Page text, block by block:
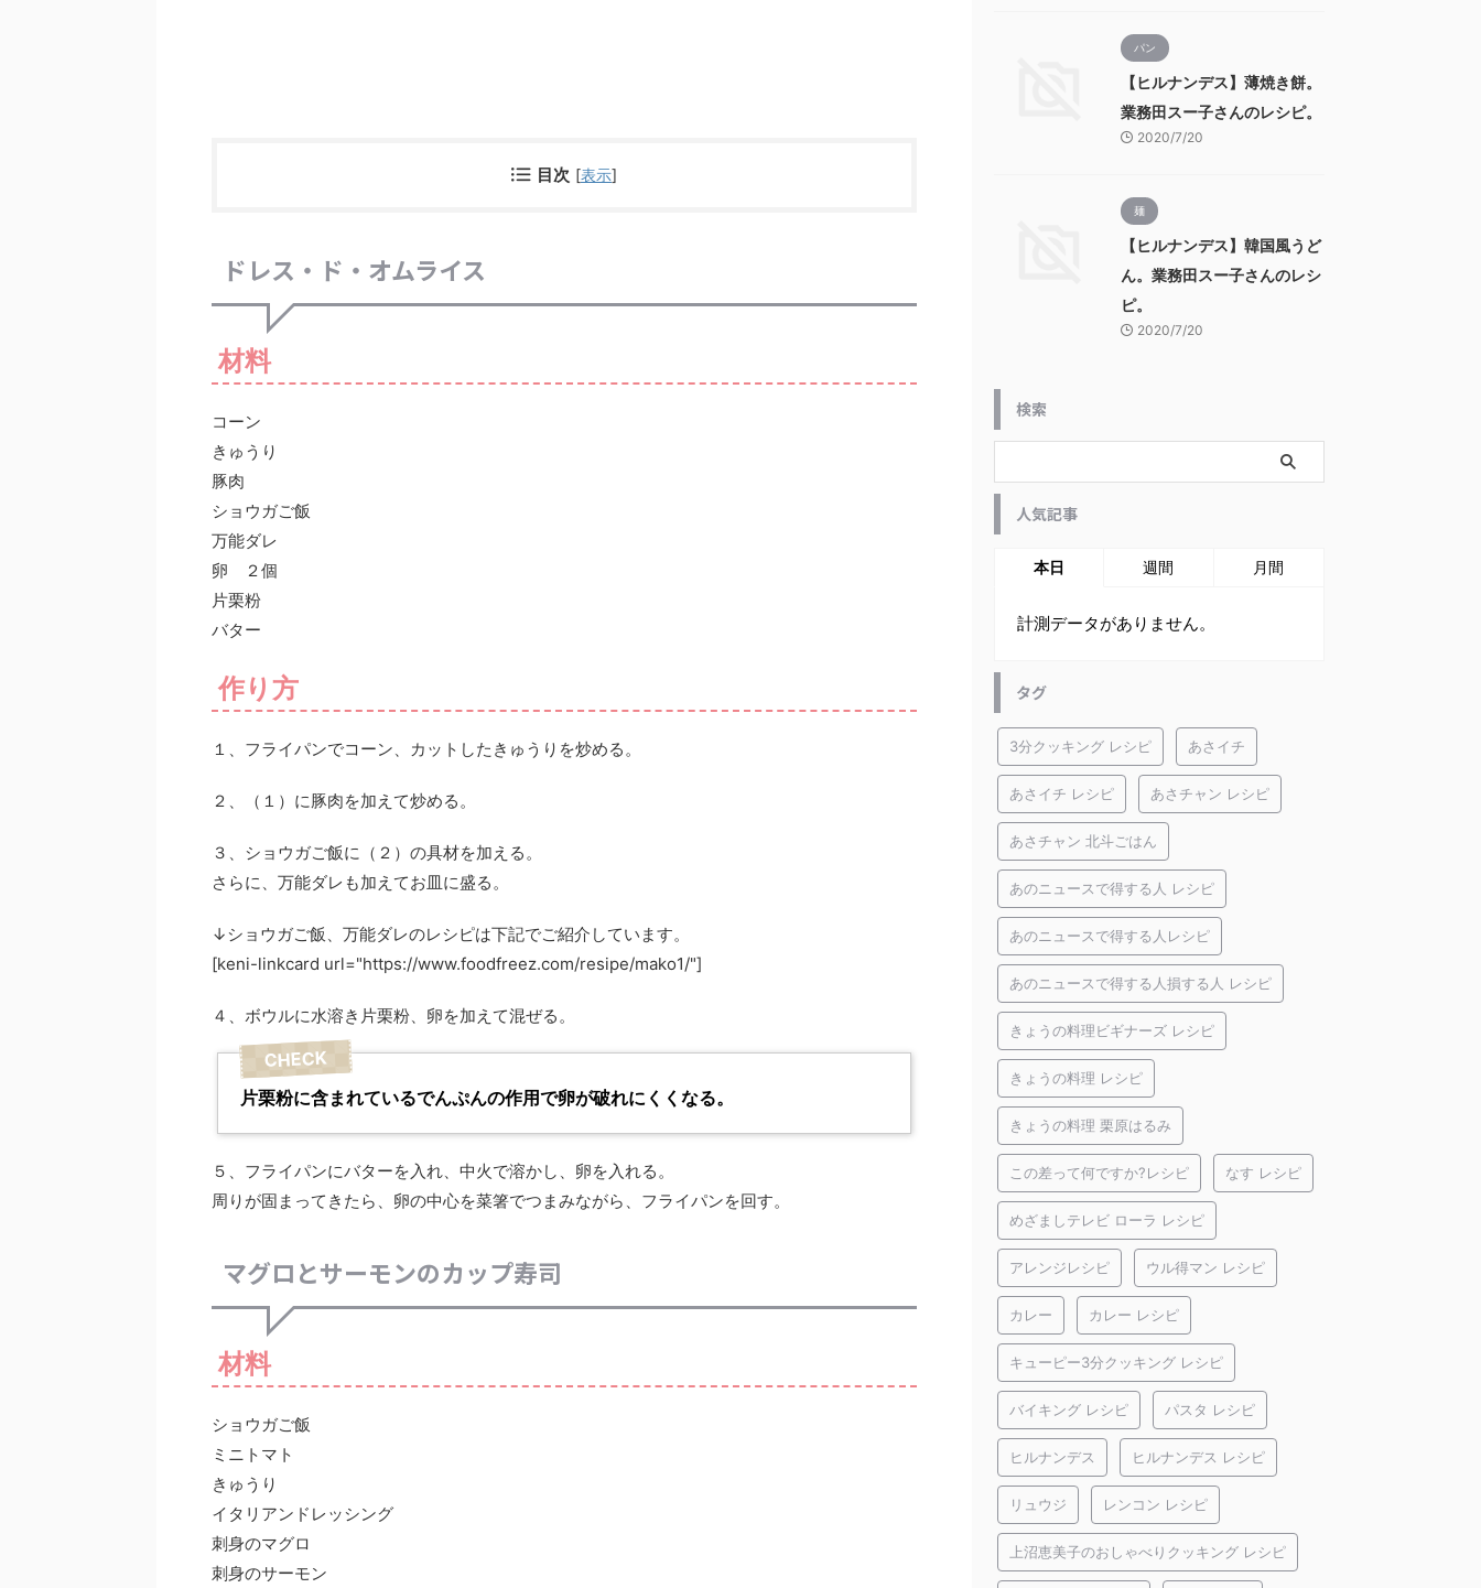
目次 [表示]
ドレス・ド・オムライス
材料
コーン
きゅうり
豚肉
ショウガご飯
万能ダレ
卵 ２個
片栗粉
バター
作り方
１、フライパンでコーン、カットしたきゅうりを炒める。
２、（１）に豚肉を加えて炒める。
３、ショウガご飯に（２）の具材を加える。
さらに、万能ダレも加えてお皿に盛る。
↓ショウガご飯、万能ダレのレシピは下記でご紹介しています。
[keni-linkcard url="https://www.foodfreez.com/resipe/mako1/"]
４、ボウルに水溶き片栗粉、卵を加えて混ぜる。
片栗粉に含まれているでんぷんの作用で卵が破れにくくなる。
５、フライパンにバターを入れ、中火で溶かし、卵を入れる。
周りが固まってきたら、卵の中心を菜箸でつまみながら、フライパンを回す。
マグロとサーモンのカップ寿司
材料
ショウガご飯
ミニトマト
きゅうり
イタリアンドレッシング
刺身のマグロ
刺身のサーモン
パン
【ヒルナンデス】薄焼き餅。
業務田スー子さんのレシピ。
2020/7/20
麺
【ヒルナンデス】韓国風うど
ん。業務田スー子さんのレシ
ピ。
2020/7/20
検索
人気記事
本日 週間 月間
計測データがありません。
タグ
3分クッキング レシピ あさイチ
あさイチ レシピ あさチャン レシピ
あさチャン 北斗ごはん
あのニュースで得する人 レシピ
あのニュースで得する人レシピ
あのニュースで得する人損する人 レシピ
きょうの料理ビギナーズ レシピ
きょうの料理 レシピ
きょうの料理 栗原はるみ
この差って何ですか?レシピ なす レシピ
めざましテレビ ローラ レシピ
アレンジレシピ ウル得マン レシピ
カレー カレー レシピ
キューピー3分クッキング レシピ
バイキング レシピ パスタ レシピ
ヒルナンデス ヒルナンデス レシピ
リュウジ レンコン レシピ
上沼恵美子のおしゃべりクッキング レシピ